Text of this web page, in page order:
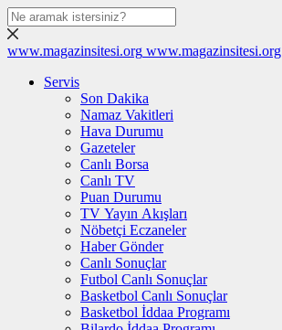
www.magazinsitesi.org www.magazinsitesi.org
Servis
Son Dakika
Namaz Vakitleri
Hava Durumu
Gazeteler
Canlı Borsa
Canlı TV
Puan Durumu
TV Yayın Akışları
Nöbetçi Eczaneler
Haber Gönder
Canlı Sonuçlar
Futbol Canlı Sonuçlar
Basketbol Canlı Sonuçlar
Basketbol İddaa Programı